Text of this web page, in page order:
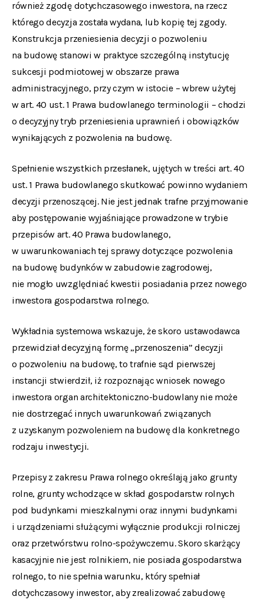
również zgodę dotychczasowego inwestora, na rzecz
którego decyzja została wydana, lub kopię tej zgody.
Konstrukcja przeniesienia decyzji o pozwoleniu
na budowę stanowi w praktyce szczególną instytucję
sukcesji podmiotowej w obszarze prawa
administracyjnego, przy czym w istocie – wbrew użytej
w art. 40 ust. 1 Prawa budowlanego terminologii – chodzi
o decyzyjny tryb przeniesienia uprawnień i obowiązków
wynikających z pozwolenia na budowę.
Spełnienie wszystkich przesłanek, ujętych w treści art. 40
ust. 1 Prawa budowlanego skutkować powinno wydaniem
decyzji przenoszącej. Nie jest jednak trafne przyjmowanie
aby postępowanie wyjaśniające prowadzone w trybie
przepisów art. 40 Prawa budowlanego,
w uwarunkowaniach tej sprawy dotyczące pozwolenia
na budowę budynków w zabudowie zagrodowej,
nie mogło uwzględniać kwestii posiadania przez nowego
inwestora gospodarstwa rolnego.
Wykładnia systemowa wskazuje, że skoro ustawodawca
przewidział decyzyjną formę „przenoszenia” decyzji
o pozwoleniu na budowę, to trafnie sąd pierwszej
instancji stwierdził, iż rozpoznając wniosek nowego
inwestora organ architektoniczno-budowlany nie może
nie dostrzegać innych uwarunkowań związanych
z uzyskanym pozwoleniem na budowę dla konkretnego
rodzaju inwestycji.
Przepisy z zakresu Prawa rolnego określają jako grunty
rolne, grunty wchodzące w skład gospodarstw rolnych
pod budynkami mieszkalnymi oraz innymi budynkami
i urządzeniami służącymi wyłącznie produkcji rolniczej
oraz przetwórstwu rolno-spożywczemu. Skoro skarżący
kasacyjnie nie jest rolnikiem, nie posiada gospodarstwa
rolnego, to nie spełnia warunku, który spełniał
dotychczasowy inwestor, aby zrealizować zabudowę